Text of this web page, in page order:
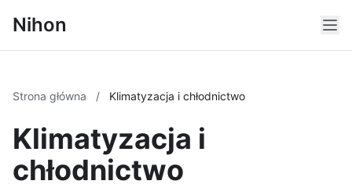
Nihon
Strona główna / Klimatyzacja i chłodnictwo
Klimatyzacja i
chłodnictwo